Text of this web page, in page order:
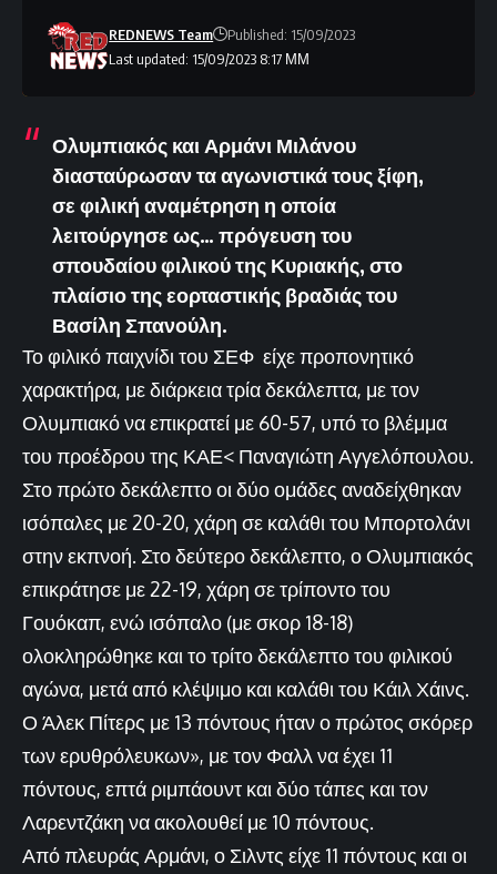
Last updated: 15/09/2023 8:17 ΜΜ
REDNEWS Team Published: 15/09/2023
Ολυμπιακός και Αρμάνι Μιλάνου
διασταύρωσαν τα αγωνιστικά τους ξίφη,
σε φιλική αναμέτρηση η οποία
λειτούργησε ως… πρόγευση του
σπουδαίου φιλικού της Κυριακής, στο
πλαίσιο της εορταστικής βραδιάς του
Βασίλη Σπανούλη.
Το φιλικό παιχνίδι του ΣΕΦ είχε προπονητικό
χαρακτήρα, με διάρκεια τρία δεκάλεπτα, με τον
Ολυμπιακό να επικρατεί με 60-57, υπό το βλέμμα
του προέδρου της ΚΑΕ< Παναγιώτη Αγγελόπουλου.
Στο πρώτο δεκάλεπτο οι δύο ομάδες αναδείχθηκαν
ισόπαλες με 20-20, χάρη σε καλάθι του Μπορτολάνι
στην εκπνοή. Στο δεύτερο δεκάλεπτο, ο Ολυμπιακός
επικράτησε με 22-19, χάρη σε τρίποντο του
Γουόκαπ, ενώ ισόπαλο (με σκορ 18-18)
ολοκληρώθηκε και το τρίτο δεκάλεπτο του φιλικού
αγώνα, μετά από κλέψιμο και καλάθι του Κάιλ Χάινς.
Ο Άλεκ Πίτερς με 13 πόντους ήταν ο πρώτος σκόρερ
των ερυθρόλευκων», με τον Φαλλ να έχει 11
πόντους, επτά ριμπάουντ και δύο τάπες και τον
Λαρεντζάκη να ακολουθεί με 10 πόντους.
Από πλευράς Αρμάνι, ο Σιλντς είχε 11 πόντους και οι